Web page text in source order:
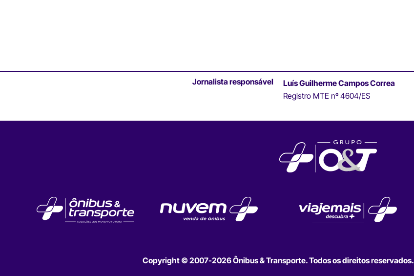
Jornalista responsável
Luís Guilherme Campos Correa
Registro MTE nº 4604/ES
Copyright © 2007-2026 Ônibus & Transporte. Todos os direitos reservados.